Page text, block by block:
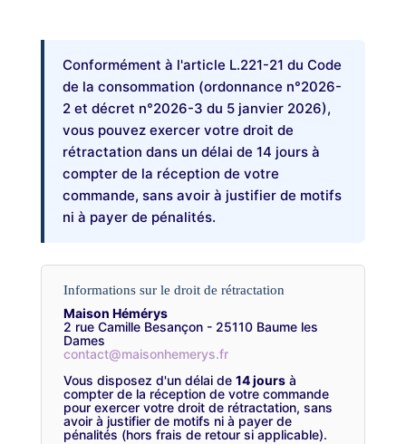
Conformément à l'article L.221-21 du Code
de la consommation (ordonnance n°2026-
2 et décret n°2026-3 du 5 janvier 2026),
vous pouvez exercer votre droit de
rétractation dans un délai de 14 jours à
compter de la réception de votre
commande, sans avoir à justifier de motifs
ni à payer de pénalités.
Informations sur le droit de rétractation
Maison Hémérys
2 rue Camille Besançon - 25110 Baume les
Dames
contact@maisonhemerys.fr
Vous disposez d'un délai de 14 joursà
compter de la réception de votre commande
pour exercer votre droit de rétractation, sans
avoir à justifier de motifs ni à payer de
pénalités (hors frais de retour si applicable).